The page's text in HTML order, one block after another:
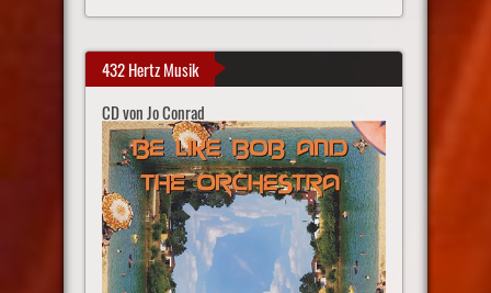
432 Hertz Musik
CD von Jo Conrad